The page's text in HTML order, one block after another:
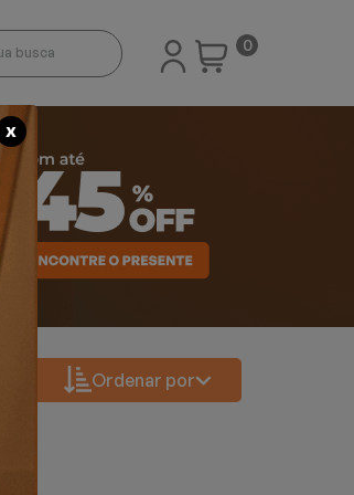
0
Ordenar por
X